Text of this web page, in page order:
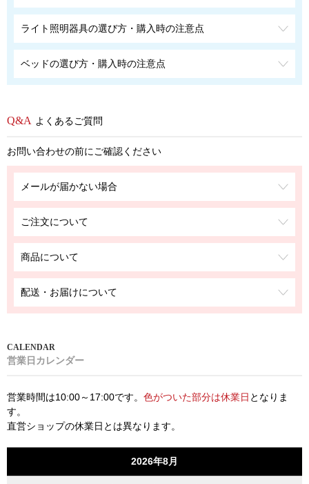
ライト照明器具の選び方・購入時の注意点
ベッドの選び方・購入時の注意点
よくあるご質問
お問い合わせの前にご確認ください
メールが届かない場合
ご注文について
商品について
配送・お届けについて
営業日カレンダー
営業時間は10:00～17:00です。 色がついた部分は休業日 となりま
す。
直営ショップの休業日とは異なります。
2026年8月